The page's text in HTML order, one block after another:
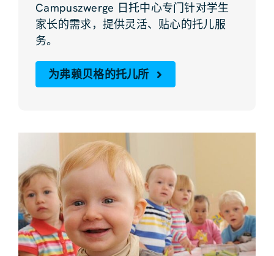
Campuszwerge 日托中心专门针对学生
家长的需求，提供灵活、贴心的托儿服
务。
为弗赖贝格的托儿所